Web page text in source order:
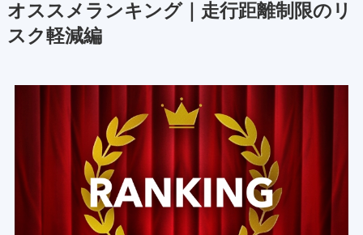
オススメランキング｜走行距離制限のリ
スク軽減編